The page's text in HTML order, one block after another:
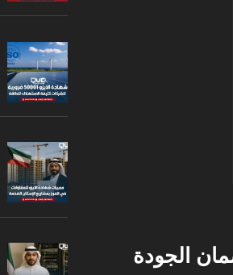
الجودة